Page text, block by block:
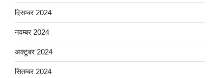
दिसम्बर 2024
नवम्बर 2024
अक्टूबर 2024
सितम्बर 2024